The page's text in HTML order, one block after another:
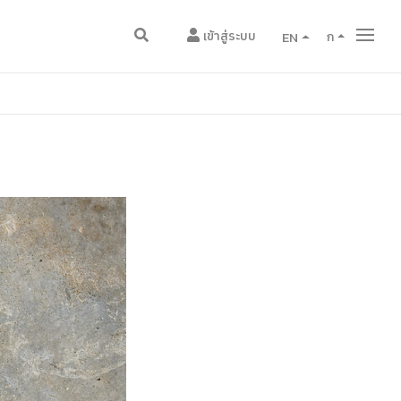
เข้าสู่ระบบ EN ก